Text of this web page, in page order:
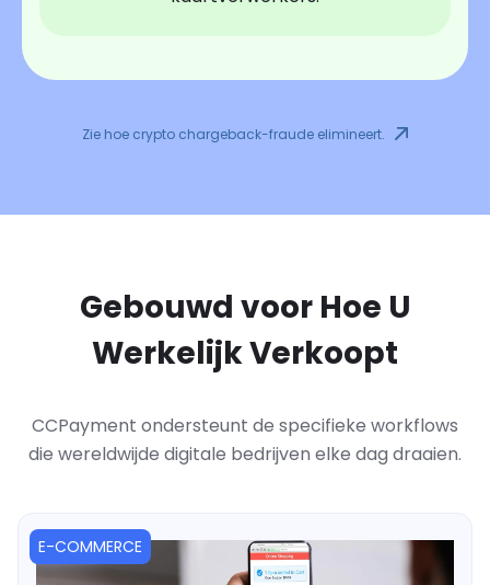
Zie hoe crypto chargeback-fraude elimineert.
Gebouwd voor Hoe U
Werkelijk Verkoopt
CCPayment ondersteunt de specifieke workflows
die wereldwijde digitale bedrijven elke dag draaien.
E-COMMERCE